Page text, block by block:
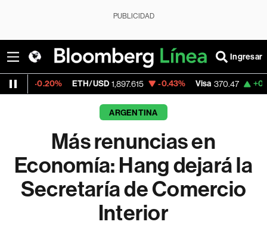
PUBLICIDAD
Ingresar
ETH/USD 1,897.615 -0.43% Visa 370.47 +0.52%
ARGENTINA
Más renuncias en
Economía: Hang dejará la
Secretaría de Comercio
Interior